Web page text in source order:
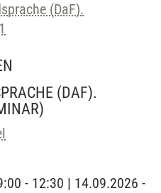
(DaF).
(DAF).
- 12:30 | 14.09.2026 -